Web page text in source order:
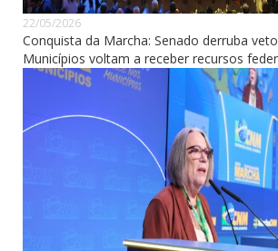
22/05/2026
Conquista da Marcha: Senado derruba
Municípios voltam a receber recursos